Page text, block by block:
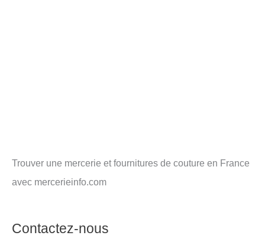
Trouver une mercerie et fournitures de couture en France
avec mercerieinfo.com
Contactez-nous